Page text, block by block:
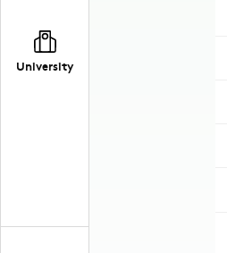
University